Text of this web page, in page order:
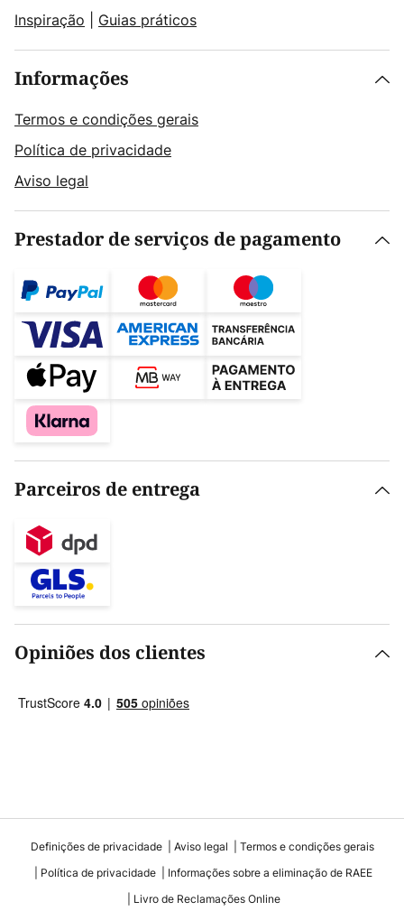
Inspiração
Guias práticos
Informações
Termos e condições gerais
Política de privacidade
Aviso legal
Prestador de serviços de pagamento
Parceiros de entrega
Opiniões dos clientes
Definições de privacidade Aviso legal
Termos e condições gerais
Política de privacidade
Informações sobre a eliminação de RAEE
Livro de Reclamações Online